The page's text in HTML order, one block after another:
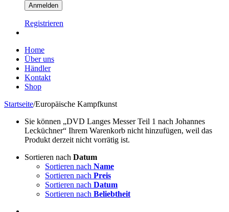
Registrieren
Home
Über uns
Händler
Kontakt
Shop
Startseite/Europäische Kampfkunst
Sie können „DVD Langes Messer Teil 1 nach Johannes
Lecküchner“ Ihrem Warenkorb nicht hinzufügen, weil das
Produkt derzeit nicht vorrätig ist.
Sortieren nach Datum
Sortieren nach Name
Sortieren nach Preis
Sortieren nach Datum
Sortieren nach Beliebtheit